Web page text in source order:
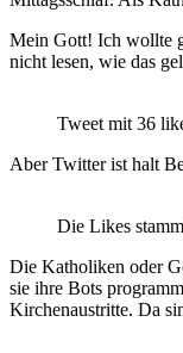
Mein Gott! Ich wollte
nicht lesen, wie das
Tweet mit 36
Aber Twitter ist halt
Die Likes
Die Katholiken oder
sie ihre Bots
Kirchenaustritte. Da